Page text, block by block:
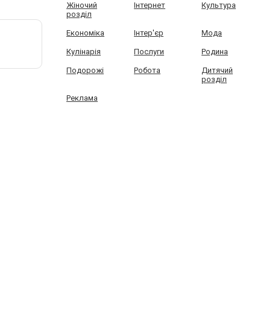
Жіночий
розділ
Інтернет Культура
Економіка Інтер'єр Мода
Кулінарія Послуги Родина
Подорожі Робота
Дитячий
розділ
Реклама